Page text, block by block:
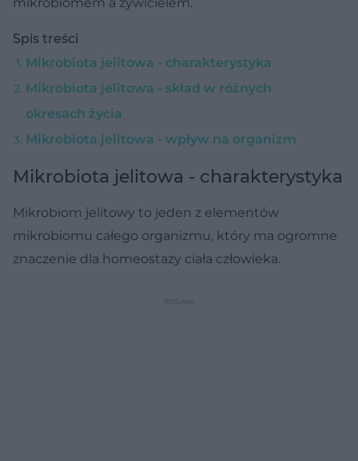
Spis treści
Mikrobiota jelitowa - charakterystyka
Mikrobiota jelitowa - skład w różnych
okresach życia
Mikrobiota jelitowa - wpływ na organizm
Mikrobiota jelitowa - charakterystyka
Mikrobiom jelitowy to jeden z elementów
mikrobiomu całego organizmu, który ma ogromne
znaczenie dla homeostazy ciała człowieka.